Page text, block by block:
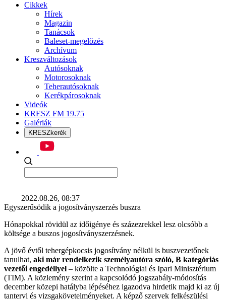
Cikkek
Hírek
Magazin
Tanácsok
Baleset-megelőzés
Archívum
Kreszváltozások
Autósoknak
Motorosoknak
Teherautósoknak
Kerékpárosoknak
Videók
KRESZ FM 19.75
Galériák
KRESZkerék
2022.08.26, 08:37
Egyszerűsödik a jogosítványszerzés buszra
Hónapokkal rövidül az időigénye és százezrekkel lesz olcsóbb a
költsége a buszos jogosítványszerzésnek.
A jövő évtől tehergépkocsis jogosítvány nélkül is buszvezetőnek
tanulhat, aki már rendelkezik személyautóra szóló, B kategóriás
vezetői engedéllyel – közölte a Technológiai és Ipari Minisztérium
(TIM). A közlemény szerint a kapcsolódó jogszabály-módosítás
december közepi hatályba lépéséhez igazodva hirdetik majd ki az új
tantervi és vizsgakövetelményeket. A képző szervek felkészülési